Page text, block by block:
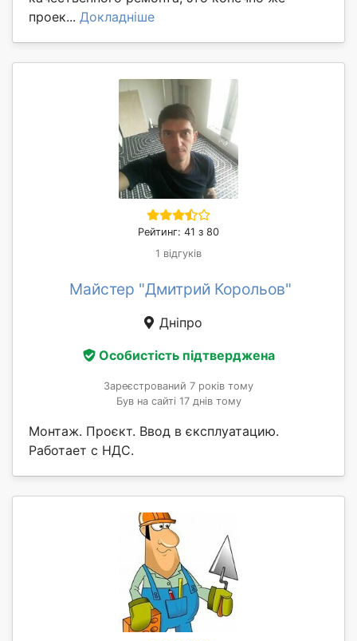
проек... Докладніше
Рейтинг: 41 з 80
1 відгуків
Майстер "Дмитрий Корольов"
Дніпро
Особистість підтверджена
Зареєстрований 7 років тому
Був на сайті 17 днів тому
Монтаж. Проєкт. Ввод в єксплуатацию.
Работает с НДС.